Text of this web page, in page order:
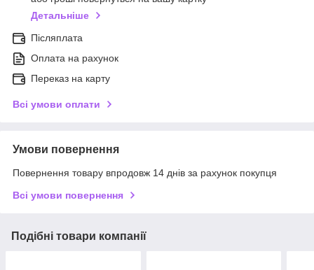
Детальніше
Післяплата
Оплата на рахунок
Переказ на карту
Всі умови оплати
Умови повернення
Повернення товару впродовж 14 днів за рахунок покупця
Всі умови повернення
Подібні товари компанії